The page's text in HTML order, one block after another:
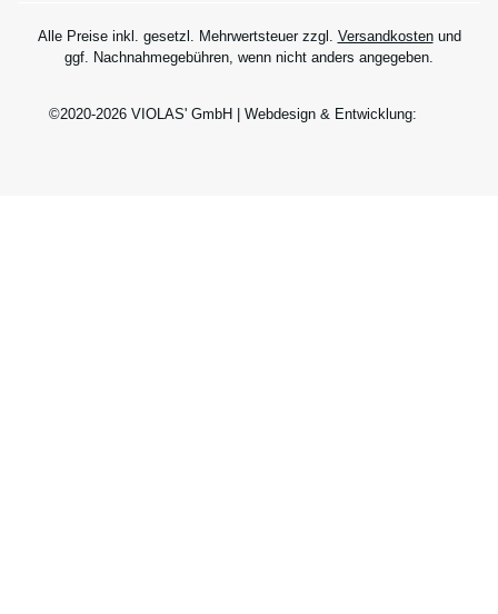
Alle Preise inkl. gesetzl. Mehrwertsteuer zzgl. Versandkostenund
ggf. Nachnahmegebühren, wenn nicht anders angegeben.
©2020-2026 VIOLAS' GmbH | Webdesign & Entwicklung: